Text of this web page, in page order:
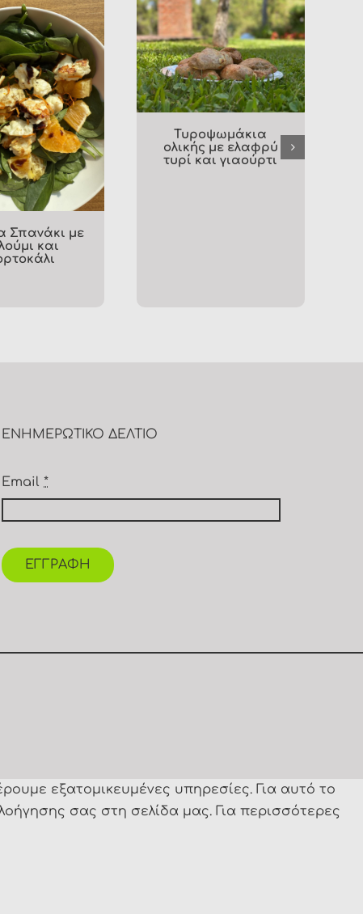
Γεμιστά ορφανά (με
ρύζι, φαγόπυρο &
κινόα)
Κολοκυθάκια
γεμιστά με κιμά
κρέμα
ΕΝΗΜΕΡΩΤΙΚΟ ΔΕΛΤΙΟ
Email*
ΕΓΓΡΑΦΗ
εξατομικευμένες υπηρεσίες. Για αυτό το
σας στη σελίδα μας. Για περισσότερες